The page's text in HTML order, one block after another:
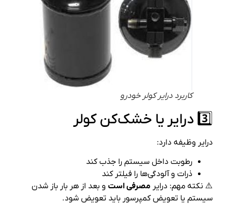
کاربرد درایر کولر خودرو
3️⃣ درایر یا خشک‌کن کولر
درایر وظیفه دارد:
رطوبت داخل سیستم را جذب کند
ذرات و آلودگی‌ها را فیلتر کند
⚠️ نکته مهم: درایرمصرفی استو بعد از هر بار باز شدن
سیستم یا تعویض کمپرسور باید تعویض شود.